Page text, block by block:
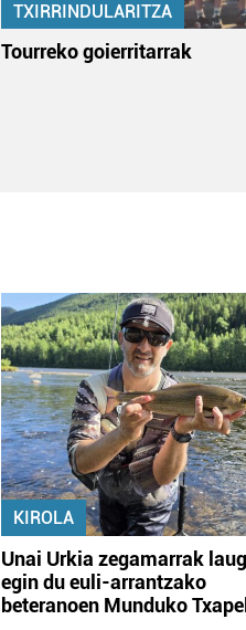
TXIRRINDULARITZA
Tourreko goierritarrak
KIROLA
Unai Urkia zegamarrak
egin du euli-arrantzako
beteranoen Munduko